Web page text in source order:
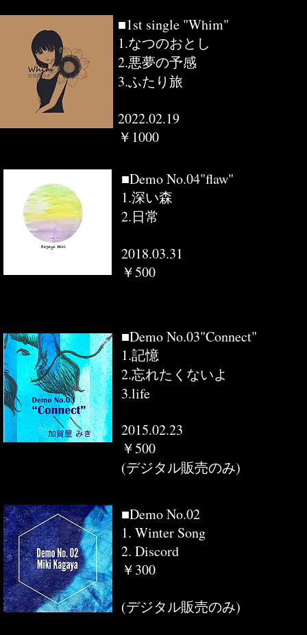
■1st single "Whim"
1.なつのおとし
2.悪夢の予感
3.ふたり旅
2022.02.19
￥1000
■Demo No.04"flaw"
1.深い森
2.日常
2018.03.31
￥500
■Demo No.03"Connect"
1.記憶
2.忘れたくないよ
3.life
2015.02.23
￥500
(デジタル販売のみ)
■Demo No.02
1. Winter Song
2. Discord
￥300
​(デジタル販売のみ)